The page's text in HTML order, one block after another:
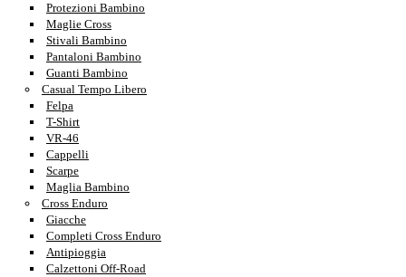
Protezioni Bambino
Maglie Cross
Stivali Bambino
Pantaloni Bambino
Guanti Bambino
Casual Tempo Libero
Felpa
T-Shirt
VR-46
Cappelli
Scarpe
Maglia Bambino
Cross Enduro
Giacche
Completi Cross Enduro
Antipioggia
Calzettoni Off-Road